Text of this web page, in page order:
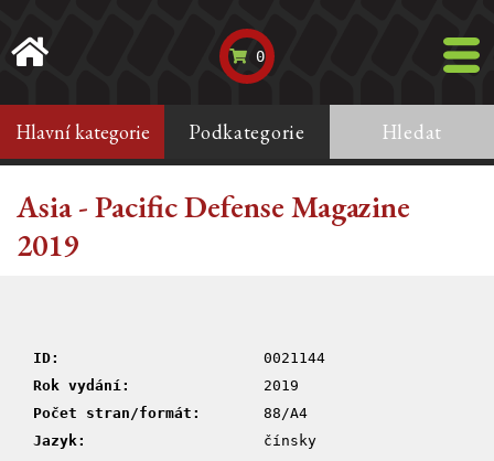
0
Hlavní kategorie Podkategorie Hledat
Asia - Pacific Defense Magazine
2019
ID:
0021144
Rok vydání:
2019
Počet stran/formát:
88/A4
Jazyk:
čínsky